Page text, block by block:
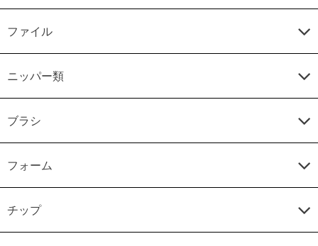
ファイル
ニッパー類
ブラシ
フォーム
チップ